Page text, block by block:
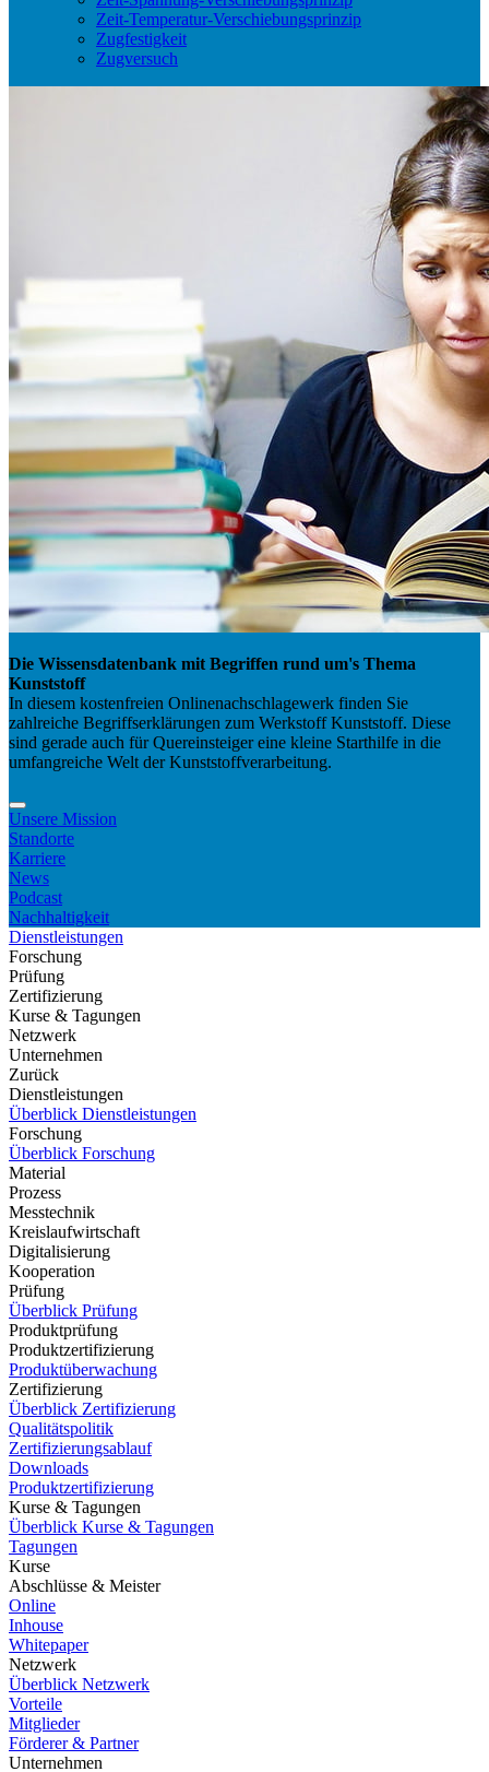
Zeit-Temperatur-Verschiebungsprinzip
Zugfestigkeit
Zugversuch
Die Wissensdatenbank mit Begriffen rund um's Thema
Kunststoff
In diesem kostenfreien Onlinenachschlagewerk finden Sie
zahlreiche Begriffserklärungen zum Werkstoff Kunststoff. Diese
sind gerade auch für Quereinsteiger eine kleine Starthilfe in die
umfangreiche Welt der Kunststoffverarbeitung.
Unsere Mission
Standorte
Karriere
News
Podcast
Nachhaltigkeit
Dienstleistungen
Forschung
Prüfung
Zertifizierung
Kurse & Tagungen
Netzwerk
Unternehmen
Zurück
Dienstleistungen
Überblick Dienstleistungen
Forschung
Überblick Forschung
Material
Prozess
Messtechnik
Kreislaufwirtschaft
Digitalisierung
Kooperation
Prüfung
Überblick Prüfung
Produktprüfung
Produktzertifizierung
Produktüberwachung
Zertifizierung
Überblick Zertifizierung
Qualitätspolitik
Zertifizierungsablauf
Downloads
Produktzertifizierung
Kurse & Tagungen
Überblick Kurse & Tagungen
Tagungen
Kurse
Abschlüsse & Meister
Online
Inhouse
Whitepaper
Netzwerk
Überblick Netzwerk
Vorteile
Mitglieder
Förderer & Partner
Unternehmen